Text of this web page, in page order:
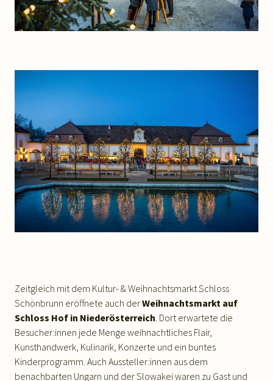
Zeitgleich mit dem Kultur- & Weihnachtsmarkt Schloss
Schönbrunn eröffnete auch derWeihnachtsmarkt auf
Schloss Hof in Niederösterreich. Dort erwartete die
Besucher:innen jede Menge weihnachtliches Flair,
Kunsthandwerk, Kulinarik, Konzerte und ein buntes
Kinderprogramm. Auch Aussteller:innen aus dem
benachbarten Ungarn und der Slowakei waren zu Gast und